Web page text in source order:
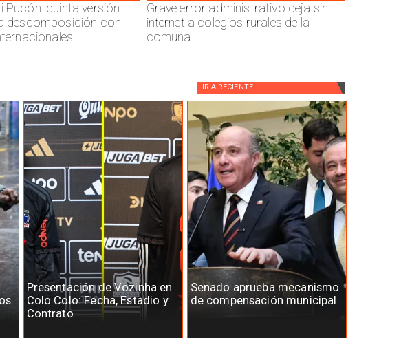
Pucón: quinta versión
descomposición con
Grave error administrativo deja sin
internet a colegios rurales de la
comuna
Presentación de Vozinha en
Colo Colo: Fecha, Estadio y
Contrato
Senado aprueba mecanismo
de compensación municipal
IR A RECIENTE